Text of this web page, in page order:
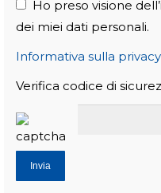
Ho preso visione
dei miei dati personali.
Informativa sulla privacy
Verifica codice di